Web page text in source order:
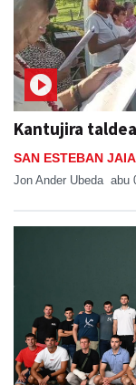
Kantujira
SAN ESTEBAN
Jon Ander Ubeda abu